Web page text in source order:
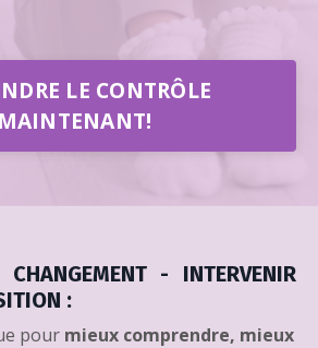
LE CONTRÔLE
MAINTENANT!
- INTERVENIR
:
pour mieux comprendre, mieux